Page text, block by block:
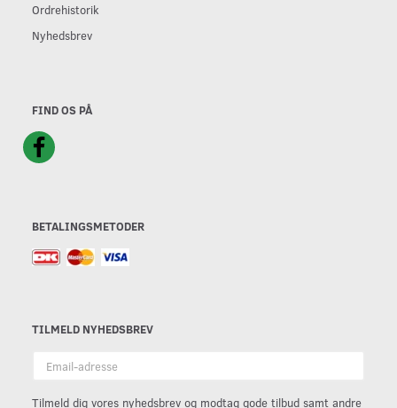
Ordrehistorik
Nyhedsbrev
FIND OS PÅ
BETALINGSMETODER
TILMELD NYHEDSBREV
adresse
Tilmeld dig vores nyhedsbrev og modtag gode tilbud samt andre